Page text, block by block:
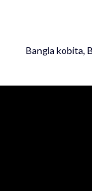
Bangla kobita,